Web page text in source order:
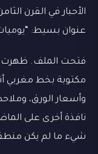
الأحبار في القرن
عنوان بسيط:
فتحت الملف.
مكتوبة بخط مغربي
وأسعار الورق،
نافذة أخرى على
شيء ما لم يكن